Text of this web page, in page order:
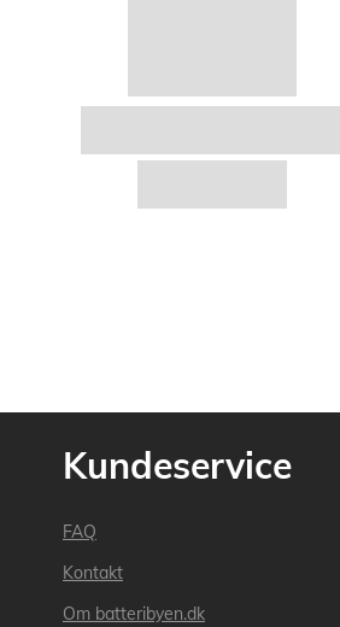
Kundeservice
FAQ
Kontakt
Om batteribyen.dk